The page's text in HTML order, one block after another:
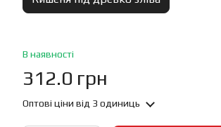
В наявності
312.0 грн
Оптові ціни від 3 одиниць